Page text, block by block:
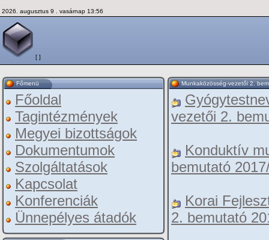
2026. augusztus 9 . vasárnap 13:56
[ ]
Főmenü
Főoldal
Tagintézmények
Megyei bizottságok
Dokumentumok
Szolgáltatások
Kapcsolat
Konferenciák
Ünnepélyes átadók
Munkaközösség-vezetői 2.
vezetői 2.
Konduktív
bemutató
Korai
2. bemutató